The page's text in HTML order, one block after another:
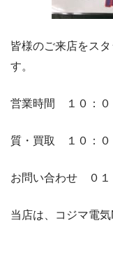
皆様のご来店をス
す。
営業時間 １０：０
質・買取 １０：０
お問い合わせ ０１
当店は、コジマ電